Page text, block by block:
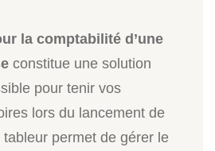
la comptabilité d’une
constitue une solution
pour tenir vos
lors du lancement de
permet de gérer le